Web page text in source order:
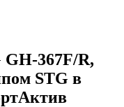
367F/R,
STG в